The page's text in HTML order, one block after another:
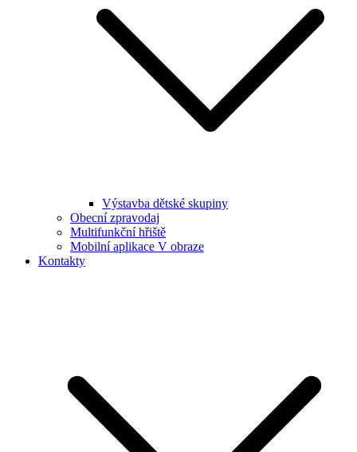
Výstavba dětské skupiny
Obecní zpravodaj
Multifunkční hřiště
Mobilní aplikace V obraze
Kontakty